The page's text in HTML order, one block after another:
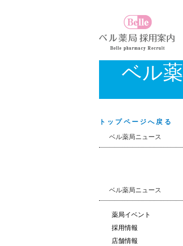
ベル
トップページへ戻る
ベル薬局ニュース
ベル薬局ニュース
薬局イベント
採用情報
店舗情報